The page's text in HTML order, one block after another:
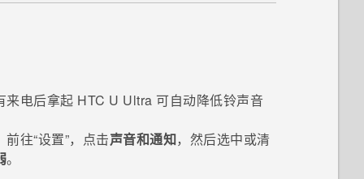
来电后拿起 HTC U Ultra 可自动降低铃声音
往​“‍设置”，点击声音和通知，然后选中或清
。